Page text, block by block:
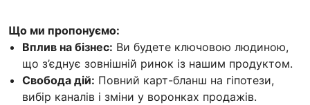
Що ми пропонуємо:
Вплив на бізнес: Ви будете ключовою людиною,
що з’єднує зовнішній ринок із нашим продуктом.
Свобода дій: Повний карт-бланш на гіпотези,
вибір каналів і зміни у воронках продажів.